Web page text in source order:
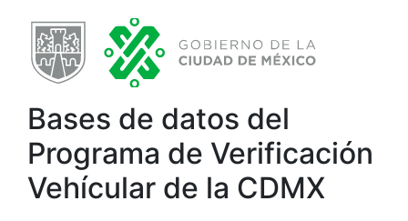
Bases de datos del
Programa de Verificación
Vehícular de la CDMX